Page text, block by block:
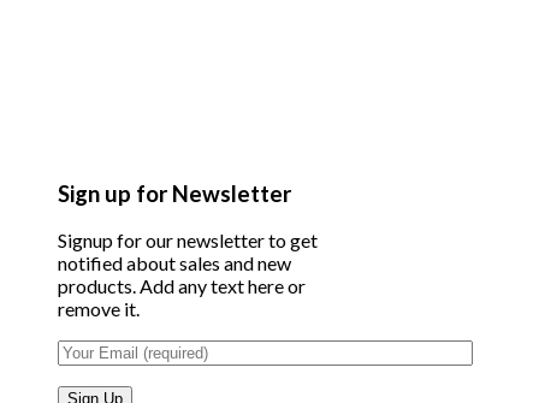
Sign up for Newsletter
Signup for our newsletter to get
notified about sales and new
products. Add any text here or
remove it.